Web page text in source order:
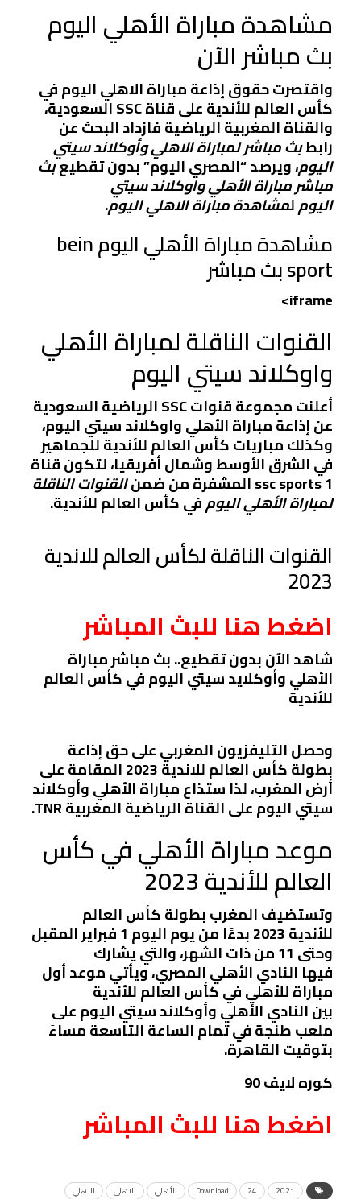
مشاهدة مباراة الأهلي اليوم
بث مباشر الآن
واقتصرت حقوق إذاعة مباراة الاهلي اليوم في
كأس العالم للأندية على قناة SSC السعودية،
والقناة المغربية الرياضية فازداد البحث عن
رابطبث مباشر لمباراة الاهلي وأوكلاند سيتي
اليوم، ويرصد “المصري اليوم” بدون تقطيعبث
مباشر مباراة الأهلي واوكلاند سيتي
اليوملمشاهدة مباراة الاهلي اليوم.
مشاهدة مباراة الأهلي اليوم bein
sport بث مباشر
iframe>
القنوات الناقلة لمباراة الأهلي
واوكلاند سيتي اليوم
أعلنت مجموعة قنوات SSC الرياضية السعودية
عن إذاعة مباراة الأهلي واوكلاند سيتي اليوم،
وكذلك مباريات كأس العالم للأندية للجماهير
في الشرق الأوسط وشمال أفريقيا، لتكون قناة
ssc sports 1 المشفرة من ضمن القنوات الناقلة
لمباراة الأهلي اليومفي كأس العالم للأندية.
القنوات الناقلة لكأس العالم للاندية
2023
اضغط هنا للبث المباشر
شاهد الآن بدون تقطيع.. بث مباشر مباراة
الأهلي وأوكلايد سيتي اليوم في كأس العالم
للأندية
وحصل التليفزيون المغربي على حق إذاعة
بطولة كأس العالم للاندية 2023 المقامة على
أرض المغرب، لذا ستذاع مباراة الأهلي وأوكلاند
سيتي اليوم على القناة الرياضية المغربية TNR.
موعد مباراة الأهلي في كأس
العالم للأندية 2023
وتستضيف المغرب بطولة كأس العالم
للأندية 2023 بدءًا من يوم اليوم 1 فبراير المقبل
وحتى 11 من ذات الشهر، والتي يشارك
فيها النادي الأهلي المصري، ويأتي موعد أول
مباراة للأهلي في كأس العالم للأندية
بين النادي الأهلي وأوكلاند سيتي اليوم على
ملعب طنجة في تمام الساعة التاسعة مساءً
بتوقيت القاهرة.
كوره لايف 90
اضغط هنا للبث المباشر
2021
24
Download الأهلي الاهلى
الاهلي